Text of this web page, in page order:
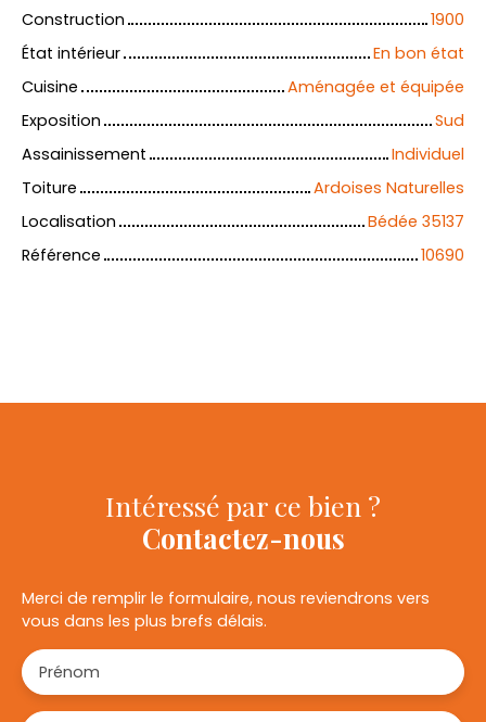
Construction
1900
État intérieur
En bon état
Cuisine
Aménagée et équipée
Exposition
Sud
Assainissement
Individuel
Toiture
Ardoises Naturelles
Localisation
Bédée 35137
Référence
10690
Intéressé par ce bien ?
Contactez-nous
Merci de remplir le formulaire, nous reviendrons vers
vous dans les plus brefs délais.
Prénom